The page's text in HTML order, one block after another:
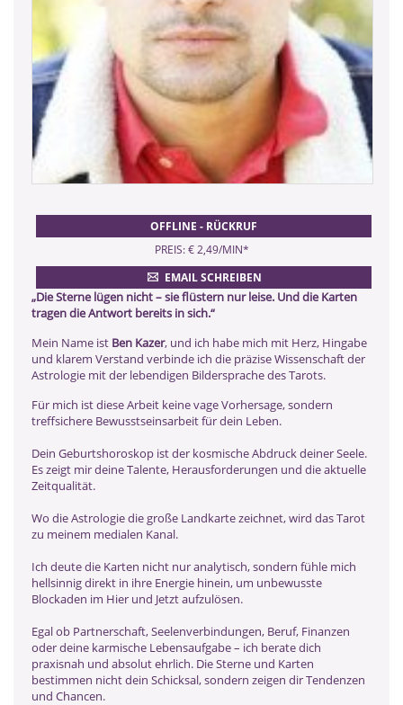
OFFLINE - RÜCKRUF
PREIS: € 2,49/MIN*
EMAIL SCHREIBEN
„Die Sterne lügen nicht – sie flüstern nur leise. Und die Karten
tragen die Antwort bereits in sich.“
Mein Name ist Ben Kazer, und ich habe mich mit Herz, Hingabe
und klarem Verstand verbinde ich die präzise Wissenschaft der
Astrologie mit der lebendigen Bildersprache des Tarots.
Für mich ist diese Arbeit keine vage Vorhersage, sondern
treffsichere Bewusstseinsarbeit für dein Leben.
Dein Geburtshoroskop ist der kosmische Abdruck deiner Seele.
Es zeigt mir deine Talente, Herausforderungen und die aktuelle
Zeitqualität.
Wo die Astrologie die große Landkarte zeichnet, wird das Tarot
zu meinem medialen Kanal.
Ich deute die Karten nicht nur analytisch, sondern fühle mich
hellsinnig direkt in ihre Energie hinein, um unbewusste
Blockaden im Hier und Jetzt aufzulösen.
Egal ob Partnerschaft, Seelenverbindungen, Beruf, Finanzen
oder deine karmische Lebensaufgabe – ich berate dich
praxisnah und absolut ehrlich. Die Sterne und Karten
bestimmen nicht dein Schicksal, sondern zeigen dir Tendenzen
und Chancen.